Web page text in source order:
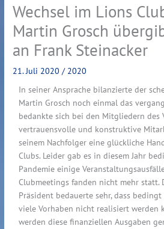
Wechsel im Lions
Martin Grosch
an Frank Steinacker
21. Juli 2020/ 2020
In seiner Ansprache bilanzierte der
Martin Grosch noch einmal das
bedankte sich bei den Mitgliedern des
vertrauensvolle und konstruktive
seinem Nachfolger eine glückliche
Clubs. Leider gab es in diesem Jahr
Pandemie einige
Clubmeetings fanden nicht mehr statt.
Präsident bedauerte sehr, dass
viele Vorhaben nicht realisiert werden
werden diese finanziellen Ausgaben